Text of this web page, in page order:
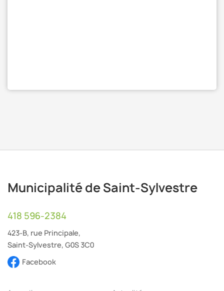
Municipalité de Saint-Sylvestre
418 596-2384
423-B, rue Principale,
Saint-Sylvestre, G0S 3C0
Facebook